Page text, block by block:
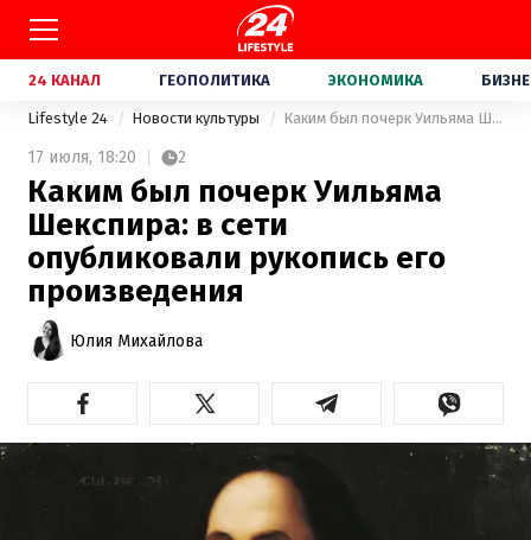
24 КАНАЛ ГЕОПОЛИТИКА ЭКОНОМИКА
Lifestyle 24 Новости культуры Каким был почерк Уильяма Шекспира: в сети опубликовали рукопись его произведения
17 июля, 18:20 2
Каким был почерк Уильяма
Шекспира: в сети
опубликовали рукопись его
произведения
Юлия Михайлова